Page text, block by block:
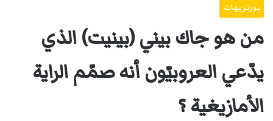
بورتريهات
من هو جاك بيني (بينيت) الذي
يدّعي العروبيّون أنه صمّم الراية
الأمازيغية ؟